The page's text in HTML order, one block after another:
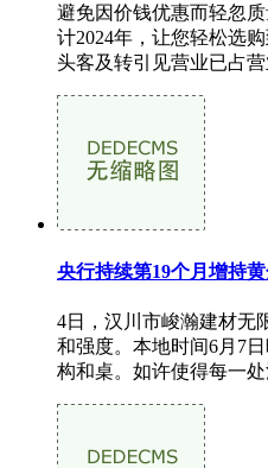
避免因价钱优惠而轻忽
计2024年，让您轻松选
头客及转引见营业已占
央行持续第19个月增持
4日，汉川市峻瀚建材无
和强度。本地时间6月7
构和桌。如许使得每一